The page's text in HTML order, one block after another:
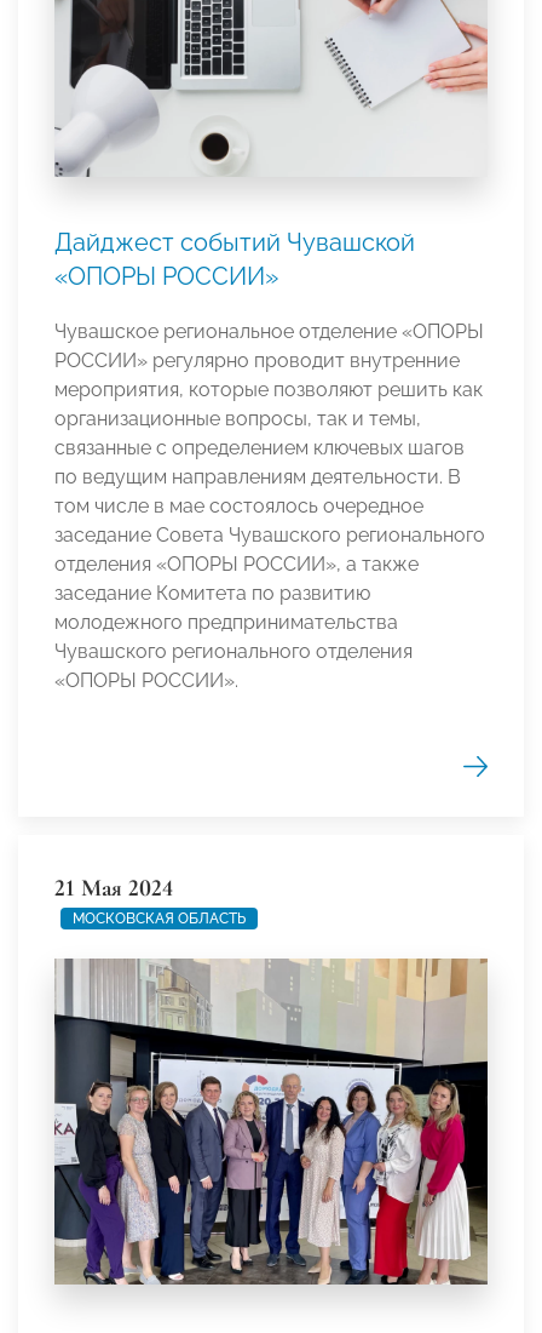
Дайджест событий Чувашской
«ОПОРЫ РОССИИ»
Чувашское региональное отделение «ОПОРЫ
РОССИИ» регулярно проводит внутренние
мероприятия, которые позволяют решить как
организационные вопросы, так и темы,
связанные с определением ключевых шагов
по ведущим направлениям деятельности. В
том числе в мае состоялось очередное
заседание Совета Чувашского регионального
отделения «ОПОРЫ РОССИИ», а также
заседание Комитета по развитию
молодежного предпринимательства
Чувашского регионального отделения
«ОПОРЫ РОССИИ».
21 Мая 2024
МОСКОВСКАЯ ОБЛАСТЬ